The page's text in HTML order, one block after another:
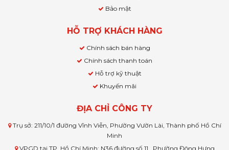
Bảo mật
HỖ TRỢ KHÁCH HÀNG
Chính sách bán hàng
Chính sách thanh toán
Hỗ trợ kỹ thuật
Khuyến mãi
ĐỊA CHỈ CÔNG TY
Trụ sở: 211/10/1 đường Vĩnh Viễn, Phường Vườn Lài, Thành phố Hồ Chí
Minh
VPGD tại TP. Hồ Chí Minh: N36 đường số 11 , Phường Đông Hưng